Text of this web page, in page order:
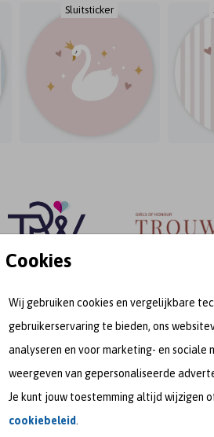
Cookies
Wij gebruiken cookies en vergelijkbare
gebruikerservaring te bieden, ons
analyseren en voor marketing- en sociale
weergeven van gepersonaliseerde
Je kunt jouw toestemming altijd wijzigen
cookiebeleid
Sluitsticker
meet
SOCIAL